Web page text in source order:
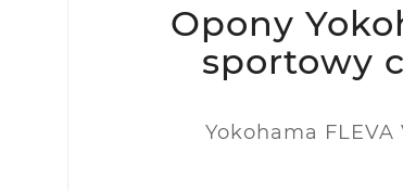
Opony
sportowy
Yokohama